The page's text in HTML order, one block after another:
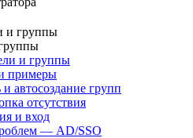
и группы
и группы
примеры
автосоздание групп
отсутствия
и вход
— AD/SSO